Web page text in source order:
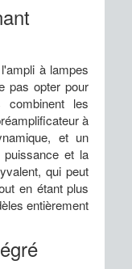
à lampes
pas opter pour
les
à
et un
et la
qui peut
en étant plus
entièrement